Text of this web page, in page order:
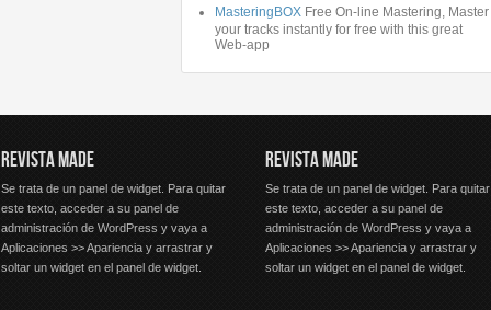
MasteringBOX Free On-line Mastering, Master
your tracks instantly for free with this great
Web-app
REVISTA MADE
Se trata de un panel de widget. Para quitar
este texto, acceder a su panel de
administración de WordPress y vaya a
Aplicaciones >> Apariencia y arrastrar y
soltar un widget en el panel de widget.
REVISTA MADE
Se trata de un panel de widget. Para quitar
este texto, acceder a su panel de
administración de WordPress y vaya a
Aplicaciones >> Apariencia y arrastrar y
soltar un widget en el panel de widget.